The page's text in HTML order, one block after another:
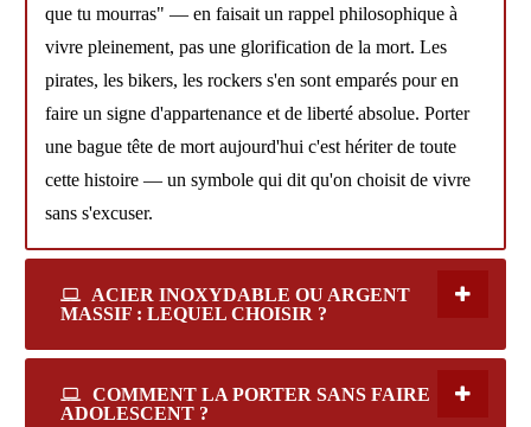
que tu mourras" — en faisait un rappel philosophique à
vivre pleinement, pas une glorification de la mort. Les
pirates, les bikers, les rockers s'en sont emparés pour en
faire un signe d'appartenance et de liberté absolue. Porter
une bague tête de mort aujourd'hui c'est hériter de toute
cette histoire — un symbole qui dit qu'on choisit de vivre
sans s'excuser.
ACIER INOXYDABLE OU ARGENT
MASSIF : LEQUEL CHOISIR ?
COMMENT LA PORTER SANS FAIRE
ADOLESCENT ?